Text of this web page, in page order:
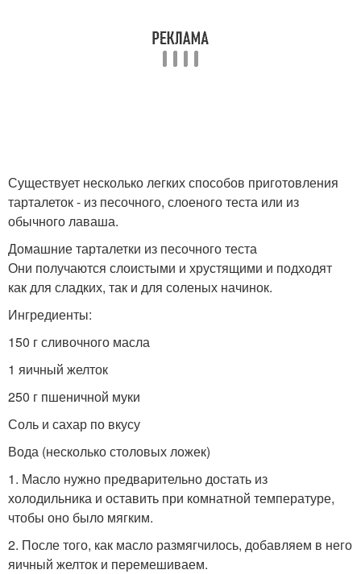
тунцом
Салат в тарталетках
Существует несколько легких способов приготовления
тарталеток - из песочного, слоеного теста или из
обычного лаваша.
Домашние тарталетки из песочного теста
Они получаются слоистыми и хрустящими и подходят
как для сладких, так и для соленых начинок.
Ингредиенты:
150 г сливочного масла
1 яичный желток
250 г пшеничной муки
Соль и сахар по вкусу
Вода (несколько столовых ложек)
1. Масло нужно предварительно достать из
холодильника и оставить при комнатной температуре,
чтобы оно было мягким.
2. После того, как масло размягчилось, добавляем в него
яичный желток и перемешиваем.